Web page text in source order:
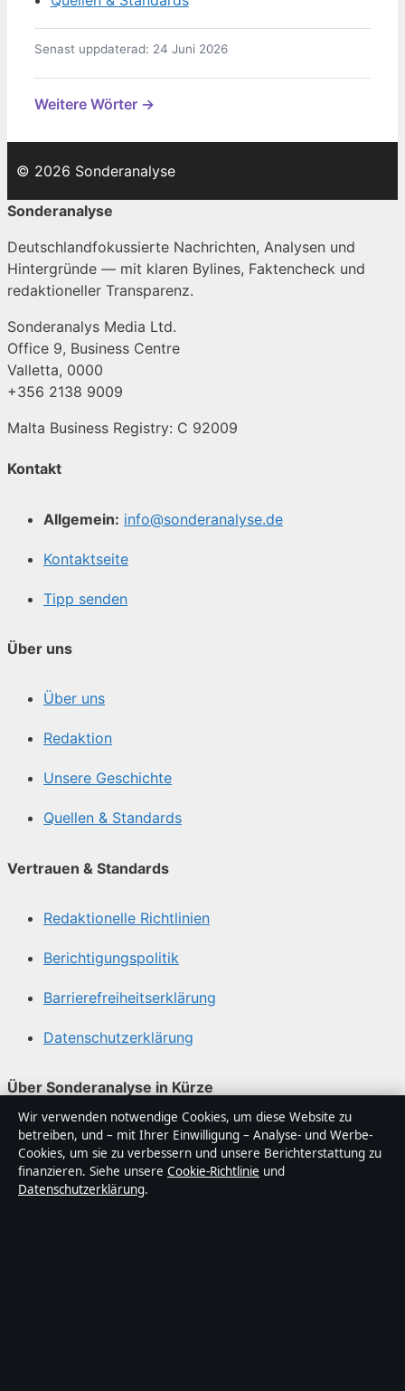
Senast uppdaterad: 24 Juni 2026
Weitere Wörter →
© 2026 Sonderanalyse
Sonderanalyse
Deutschlandfokussierte Nachrichten, Analysen und
Hintergründe — mit klaren Bylines, Faktencheck und
redaktioneller Transparenz.
Sonderanalys Media Ltd.
Office 9, Business Centre
Valletta, 0000
+356 2138 9009
Malta Business Registry: C 92009
Kontakt
Allgemein: info@sonderanalyse.de
Kontaktseite
Tipp senden
Über uns
Über uns
Redaktion
Unsere Geschichte
Quellen & Standards
Vertrauen & Standards
Redaktionelle Richtlinien
Berichtigungspolitik
Barrierefreiheitserklärung
Datenschutzerklärung
Über Sonderanalyse in Kürze
Sonderanalyse ist ein unabhängiger digitaler
Nachrichtenanbieter mit Fokus auf Politik, Wirtschaft,
Technik und Gesellschaft in Deutschland. Jeder Artikel
trägt eine Byline, wird von einem Redakteur geprüft und
Wir verwenden notwendige Cookies, um diese Website zu
betreiben, und – mit Ihrer Einwilligung – Analyse- und Werbe-
Cookies, um sie zu verbessern und unsere Berichterstattung zu
finanzieren. Siehe unsere Cookie-Richtlinie und
Datenschutzerklärung.